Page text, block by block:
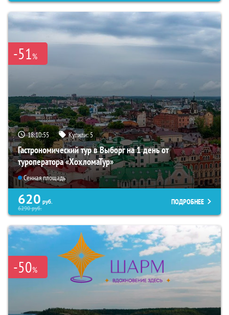
-51%
18:10:54 Купили:5
Гастрономический тур в Выборг на 1 день от
туроператора «ХохломаТур»
Сенная площадь
620 руб.
6290руб.
ПОДРОБНЕЕ
-50%